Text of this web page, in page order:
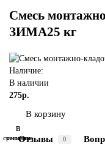
Смесь
ЗИМА25 кг
Наличие:
В наличии
275р.
В корзину
В
закладки
В
сравнениеОтзывы 0